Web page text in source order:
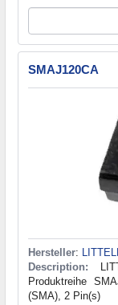
SMAJ120CA
Hersteller:
Description:
Produktreihe
(SMA), 2 Pin(s)